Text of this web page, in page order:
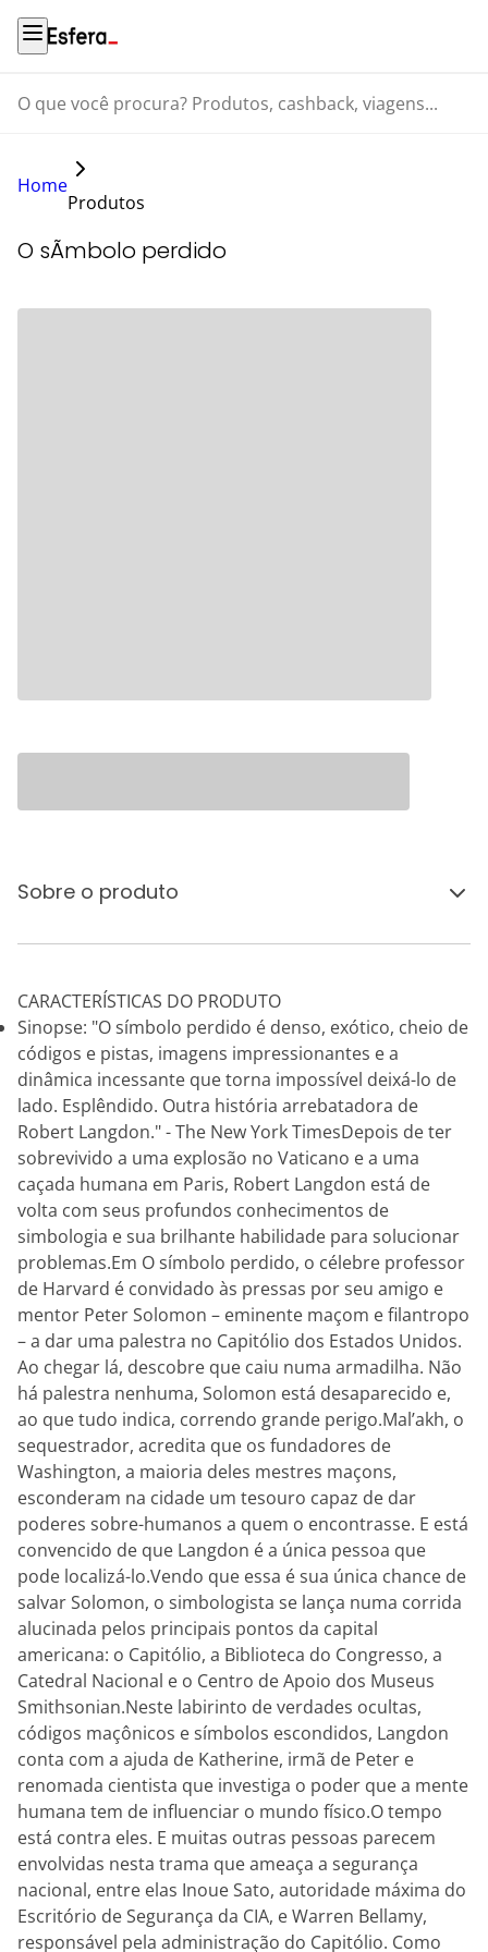
O que você procura? Produtos, cashback, viagens...
Home
Produtos
O sÃ­mbolo perdido
Sobre o produto
CARACTERÍSTICAS DO PRODUTO
Sinopse: "O símbolo perdido é denso, exótico, cheio de
códigos e pistas, imagens impressionantes e a
dinâmica incessante que torna impossível deixá-lo de
lado. Esplêndido. Outra história arrebatadora de
Robert Langdon." - The New York TimesDepois de ter
sobrevivido a uma explosão no Vaticano e a uma
caçada humana em Paris, Robert Langdon está de
volta com seus profundos conhecimentos de
simbologia e sua brilhante habilidade para solucionar
problemas.Em O símbolo perdido, o célebre professor
de Harvard é convidado às pressas por seu amigo e
mentor Peter Solomon – eminente maçom e filantropo
– a dar uma palestra no Capitólio dos Estados Unidos.
Ao chegar lá, descobre que caiu numa armadilha. Não
há palestra nenhuma, Solomon está desaparecido e,
ao que tudo indica, correndo grande perigo.Mal’akh, o
sequestrador, acredita que os fundadores de
Washington, a maioria deles mestres maçons,
esconderam na cidade um tesouro capaz de dar
poderes sobre-humanos a quem o encontrasse. E está
convencido de que Langdon é a única pessoa que
pode localizá-lo.Vendo que essa é sua única chance de
salvar Solomon, o simbologista se lança numa corrida
alucinada pelos principais pontos da capital
americana: o Capitólio, a Biblioteca do Congresso, a
Catedral Nacional e o Centro de Apoio dos Museus
Smithsonian.Neste labirinto de verdades ocultas,
códigos maçônicos e símbolos escondidos, Langdon
conta com a ajuda de Katherine, irmã de Peter e
renomada cientista que investiga o poder que a mente
humana tem de influenciar o mundo físico.O tempo
está contra eles. E muitas outras pessoas parecem
envolvidas nesta trama que ameaça a segurança
nacional, entre elas Inoue Sato, autoridade máxima do
Escritório de Segurança da CIA, e Warren Bellamy,
responsável pela administração do Capitólio. Como